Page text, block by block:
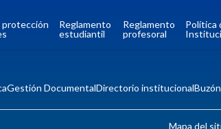
protección
Reglamento
estudiantil
Reglamento
profesoral
Política
Gestión DocumentalDirectorio institucional
Mapa del